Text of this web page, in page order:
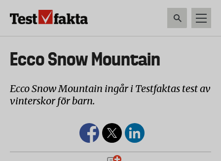
Huvudmeny
ny
Ecco Snow Mountain
Ecco Snow Mountain ingår i Testfaktas test av
vinterskor för barn.